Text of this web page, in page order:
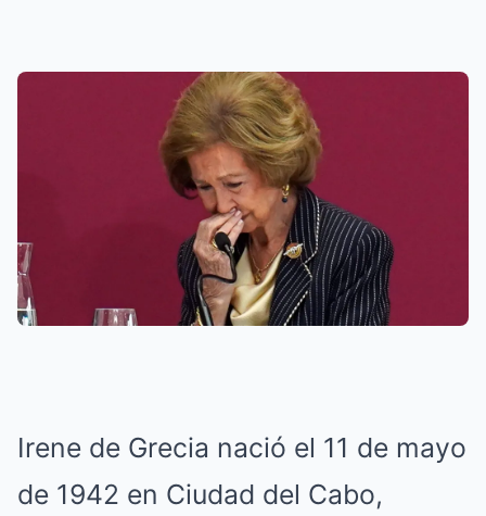
Irene de Grecia nació el 11 de mayo
de 1942 en Ciudad del Cabo,